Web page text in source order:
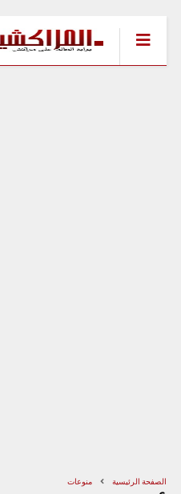
الصفحة الرئيسية منوعات